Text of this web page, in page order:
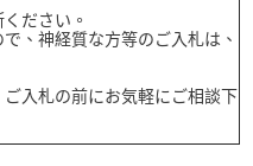
ださい。
、神経質な方等のご入札は、
入札の前にお気軽にご相談下